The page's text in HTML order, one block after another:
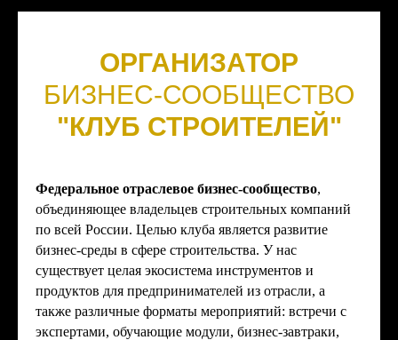
ОРГАНИЗАТОР
БИЗНЕС-СООБЩЕСТВО
"КЛУБ СТРОИТЕЛЕЙ"
Федеральное отраслевое бизнес-сообщество,
объединяющее владельцев строительных компаний
по всей России. Целью клуба является развитие
бизнес-среды в сфере строительства. У нас
существует целая экосистема инструментов и
продуктов для предпринимателей из отрасли, а
также различные форматы мероприятий: встречи с
экспертами, обучающие модули, бизнес-завтраки,